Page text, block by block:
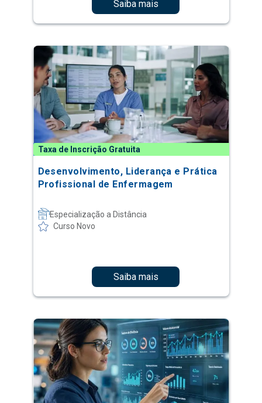
Saiba mais
Taxa de Inscrição Gratuita
Desenvolvimento, Liderança e Prática
Profissional de Enfermagem
Especialização a Distância
Curso Novo
Saiba mais